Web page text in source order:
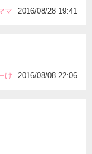
マ 2016/08/28 19:41
け
2016/08/08 22:06